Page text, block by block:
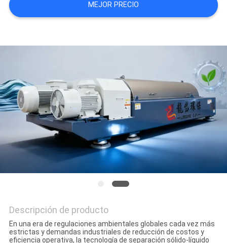
SOLICITAR
CITA
SITEMAP
POLÍTICA
PRIVACIDAD
MEJOR PRECIO
Descripción de producto
En una era de regulaciones ambientales globales cada vez más
estrictas y demandas industriales de reducción de costos y
eficiencia operativa, la tecnología de separación sólido-líquido